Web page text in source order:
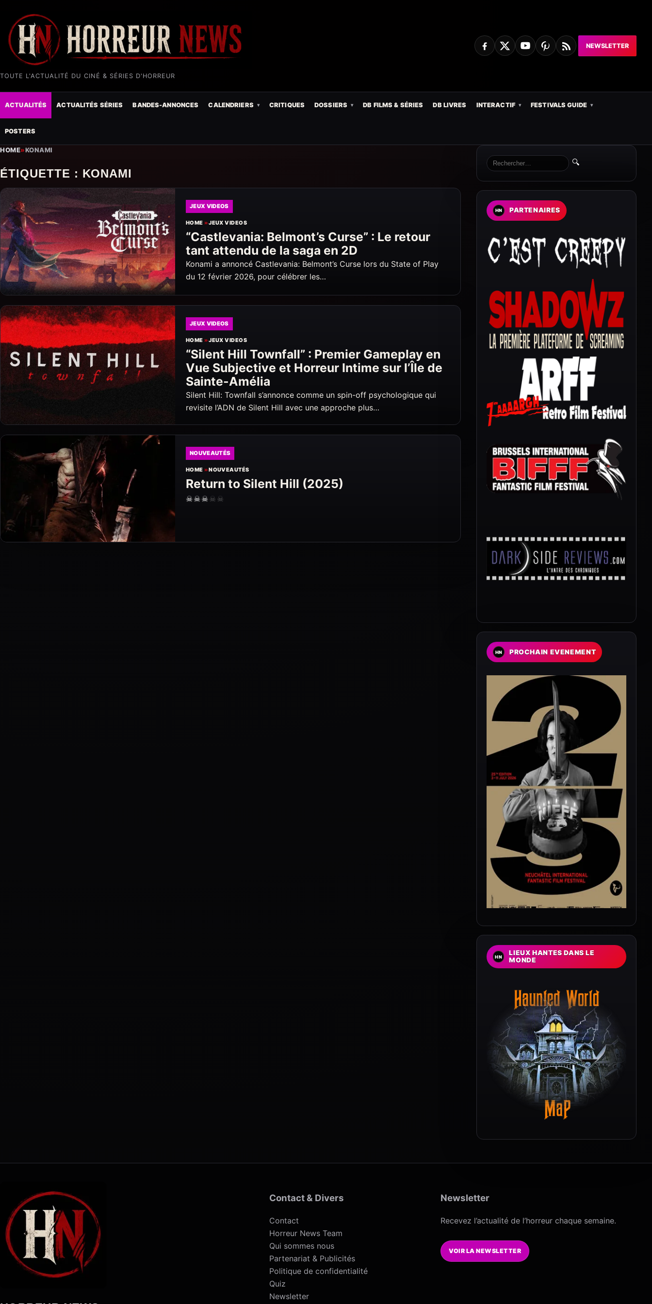
TOUTE L'ACTUALITÉ DU CINÉ & SÉRIES D'HORREUR
NEWSLETTER
ACTUALITÉS ACTUALITÉS SÉRIES BANDES-ANNONCES CALENDRIERS CRITIQUES DOSSIERS DB FILMS & SÉRIES DB LIVRES INTERACTIF FESTIVALS GUIDE
POSTERS
HOME»KONAMI
ÉTIQUETTE : KONAMI
JEUX VIDEOS
HOME »JEUX VIDEOS
“Castlevania: Belmont’s Curse” : Le retour
tant attendu de la saga en 2D
Konami a annoncé Castlevania: Belmont’s Curse lors du State of Play
du 12 février 2026, pour célébrer les…
JEUX VIDEOS
HOME »JEUX VIDEOS
“Silent Hill Townfall” : Premier Gameplay en
Vue Subjective et Horreur Intime sur l’Île de
Sainte-Amélia
Silent Hill: Townfall s’annonce comme un spin-off psychologique qui
revisite l’ADN de Silent Hill avec une approche plus…
NOUVEAUTÉS
HOME »NOUVEAUTÉS
Return to Silent Hill (2025)
☠☠☠☠ ☠
🔍
PARTENAIRES
PROCHAIN EVENEMENT
LIEUX HANTES DANS LE
MONDE
Contact & Divers
Contact
Horreur News Team
Qui sommes nous
Partenariat & Publicités
Politique de confidentialité
Quiz
Newsletter
Newsletter
Recevez l’actualité de l’horreur chaque semaine.
VOIR LA NEWSLETTER